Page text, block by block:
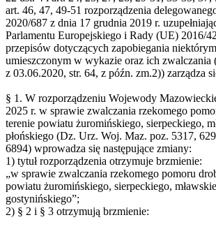
art. 46, 47, 49-51 rozporządzenia
2020/687 z dnia 17 grudnia 2019 r.
Parlamentu Europejskiego i Rady (UE) 2016/
przepisów dotyczących zapobiegania
umieszczonym w wykazie oraz ich
z 03.06.2020, str. 64, z późn. zm.2)) zarządza
§ 1. W rozporządzeniu Wojewody
2025 r. w sprawie zwalczania rzekomego
terenie powiatu żuromińskiego, sierpeckiego,
płońskiego (Dz. Urz. Woj. Maz. poz. 5317,
6894) wprowadza się następujące zmiany:
1) tytuł rozporządzenia otrzymuje brzmienie:
„w sprawie zwalczania rzekomego pomoru
powiatu żuromińskiego, sierpeckiego,
gostynińskiego”;
2) § 2 i § 3 otrzymują brzmienie: